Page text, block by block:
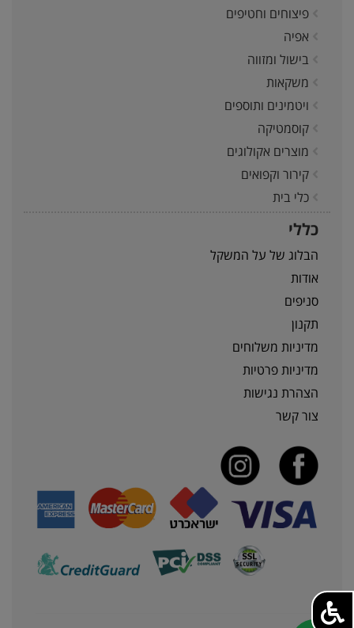
פיצוחים וחטיפים
אפיה
בישול ומזווה
משקאות
ויטמינים ותוספים
קוסמטיקה
מוצרים אקולוגים
קירור וקפואים
כלי בית
כללי
הבלוג של על המשקל
אודות
סניפים
תקנון
מדיניות משלוחים
מדיניות פרטיות
הצהרת נגישות
צור קשר